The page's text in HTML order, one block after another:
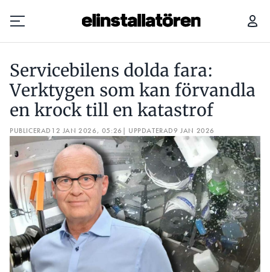
Prenumerera
Hantera prenumeration
Lediga jobb
Annonsera
Läs E-tidningen
Om tidningen
Kontakt
Personuppgifter
Servicebilens dolda fara:
Verktygen som kan förvandla
en krock till en katastrof
PUBLICERAD 12 JAN 2026, 05:26 | UPPDATERAD9 JAN 2026